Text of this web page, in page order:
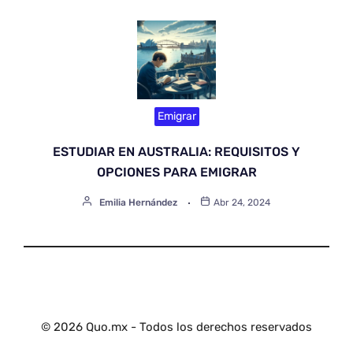
Emigrar
ESTUDIAR EN AUSTRALIA: REQUISITOS Y
OPCIONES PARA EMIGRAR
Emilia Hernández Abr 24, 2024
© 2026 Quo.mx - Todos los derechos reservados